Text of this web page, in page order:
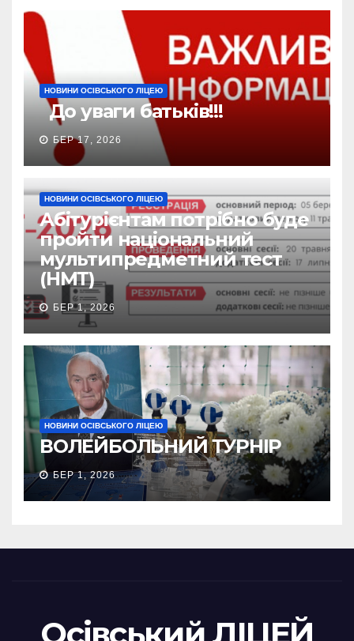
НОВИНИ ОСІВСЬКОГО ЛІЦЕЮ
До уваги батьків!!!
БЕР 17, 2026
НОВИНИ ОСІВСЬКОГО ЛІЦЕЮ
Абітурієнтам потрібно буде
пройти національний
мультипредметний тест
(НМТ)
БЕР 1, 2026
НОВИНИ ОСІВСЬКОГО ЛІЦЕЮ
ВОЛЕЙБОЛЬНИЙ ТУРНІР
БЕР 1, 2026